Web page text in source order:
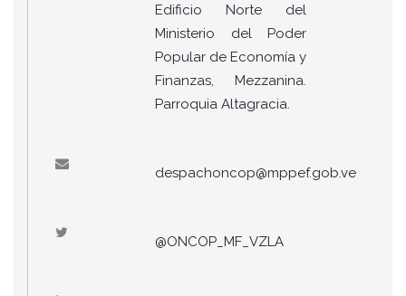
Edificio Norte del
Ministerio del Poder
Popular de Economía y
Finanzas, Mezzanina.
Parroquia Altagracia.
despachoncop@mppef.gob.ve
@ONCOP_MF_VZLA